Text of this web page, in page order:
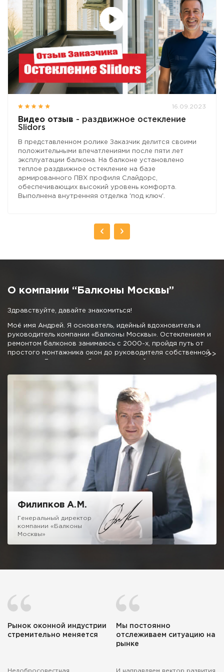
16.09.2023
Видео отзыв - раздвижное остекление
Slidors
В представленном ролике Заказчик делится своими
положительными впечатлениями после пяти лет
эксплуатации балкона. На балконе установлено
теплое раздвижное остекление на базе
армированного ПВХ профиля Слайдорс,
обеспечивающих высокий уровень комфорта.
Выполнена внутренняя отделка 'под ключ'.
О компании “Балконы Москвы”
Здравствуйте, давайте знакомиться!
Моё имя Андрей. Я основатель, идейный вдохновитель и
руководитель компании «Балконы Москвы». Остеклением и
ремонтом балконов занимаюсь с 2000-х, пройдя путь от
простого монтажника окон до руководителя собственной
благоустройства балконов и лоджий.
Мне не очень хочется писать про низкие цены, 50% скидки и
10 летнюю гарантию, как это требуют от меня маркетологи,
отмечу одно, мне не стыдно за качество нашей работы.
Можете вызвать десяток компаний сравнивая наш подход и
ценовую политику и убедитесь, что с нами можно и нужно
Надеюсь на честное и взаимовыгодное сотрудничество!
Филипков А.М.
Генеральный директор
компании «Балконы
Москвы»
Рынок оконной индустрии
стремительно меняется
Недобросовестная
Мы постоянно
отслеживаем ситуацию на
рынке
И направляем вектор развития